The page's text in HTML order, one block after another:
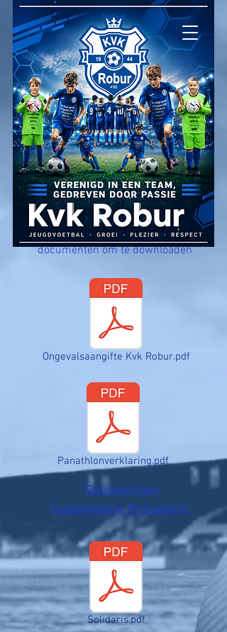
Download documenten
Hieronder staan enkele nuttige
documenten om te downloaden
Ongevalsaangifte Kvk Robur.pdf
Panathlonverklaring.pdf
Documenten
tussenkomst Mutualiteit
Solidaris.pdf